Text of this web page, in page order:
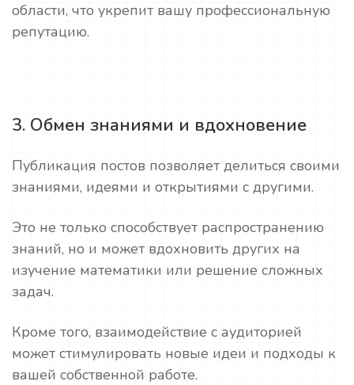
области, что укрепит вашу профессиональную
репутацию.
3. Обмен знаниями и вдохновение
Публикация постов позволяет делиться своими
знаниями, идеями и открытиями с другими.
Это не только способствует распространению
знаний, но и может вдохновить других на
изучение математики или решение сложных
задач.
Кроме того, взаимодействие с аудиторией
может стимулировать новые идеи и подходы к
вашей собственной работе.